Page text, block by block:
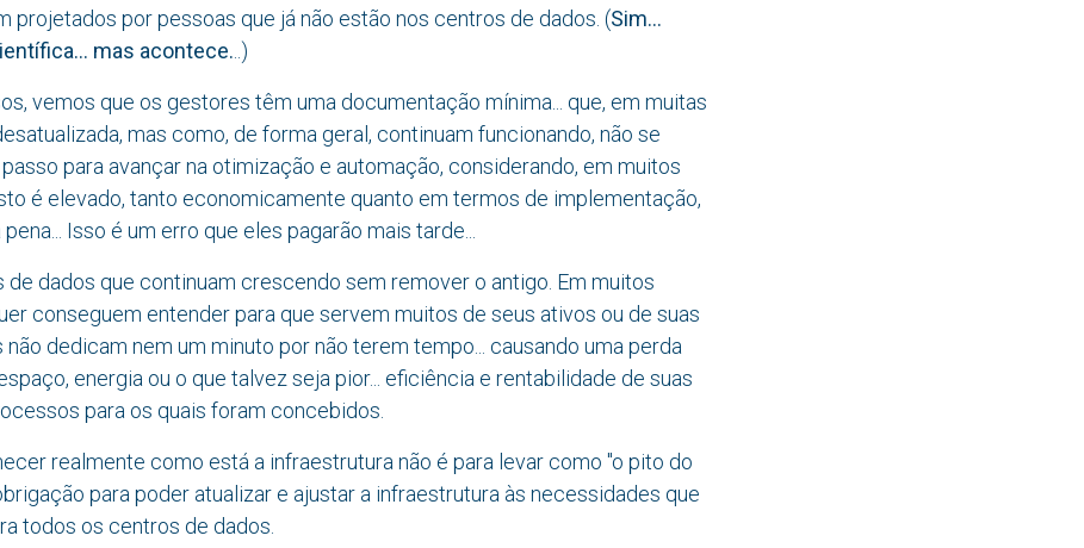
projetados por pessoas que já não estão nos centros de dados. (Sim...
mas aconte​ce. ..)
vemos que os gestores têm uma documentação mínima... que, em muitas
mas como, de forma geral, continuam funcionando, não se
para avançar na otimização e automação, considerando, em muitos
é elevado, tanto economicamente quanto em termos de implementação,
Isso é um erro que eles pagarão mais tarde...
de dados que continuam crescendo sem remover o antigo. Em muitos
conseguem entender para que servem muitos de seus ativos ou de suas
não dedicam nem um minuto por não terem tempo... causando uma perda
energia ou o que talvez seja pior... eficiência e rentabilidade de suas
para os quais foram concebidos.
realmente como está a infraestrutura não é para levar como "o pito do
para poder atualizar e ajustar a infraestrutura às necessidades que
todos os centros de dados.